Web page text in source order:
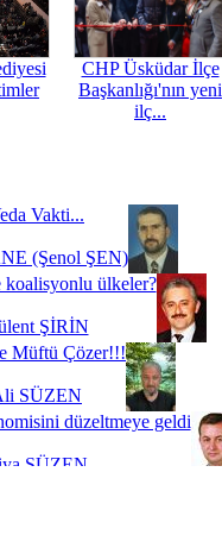
CHP Üsküdar İlçe
Başkanlığı'nın yeni
ilç...
Vakti...
(Şenol ŞEN)
ülkeler?
ŞİRİN
Müftü Çözer!!!
SÜZEN
düzeltmeye geldi
SÜZEN
Biz buyuz...